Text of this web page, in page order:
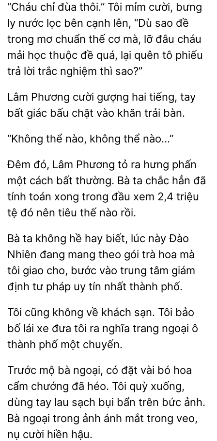
“Cháu chỉ đùa thôi.” Tôi mỉm cười, bưng
ly nước lọc bên cạnh lên, “Dù sao đề
trong mơ chuẩn thế
lỡ đâu
mải học thuộc đề quá, lại quên tô phiếu
trả lời trắc nghiệm thì sao?”
Lâm Phương cười gượng hai tiếng, tay
giác bấu
vào khăn bàn.
“Không thể nào…”
Đêm đó, Lâm Phương tỏ ra hưng phấn
một cách bất thường. Bà ta chắc hẳn
tính toán
trong đầu xem 2,4 triệu
tệ đó
tiêu thế nào rồi.
Bà ta không hề
biết, lúc này
Nhiên đang mang theo gói trà hoa mà
tôi giao cho, bước vào trung tâm giám
định
pháp uy tín nhất thành phố.
cũng không về khách sạn. Tôi
bố lái xe đưa tôi ra nghĩa trang ngoại ô
phố một chuyến.
Trước mộ bà ngoại, có đặt vài bó
cẩm chướng đã héo. Tôi quỳ xuống,
dùng tay lau sạch bụi bẩn trên bức ảnh.
Bà ngoại trong ảnh
mắt trong veo,
nụ cười hiền